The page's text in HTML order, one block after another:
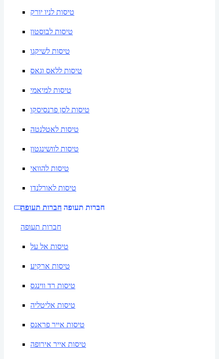
טיסות לניו יורק
טיסות לבוסטון
טיסות לשיקגו
טיסות ללאס וגאס
טיסות למיאמי
טיסות לסן פרנסיסקו
טיסות לאטלנטה
טיסות לוושינגטון
טיסות להוואי
טיסות לאורלנדו
חברות תעופה חברות תעופה
חברות תעופה
טיסות אל על
טיסות ארקיע
טיסות רד ווינגס
טיסות אליטליה
טיסות אייר פראנס
טיסות אייר אירופה